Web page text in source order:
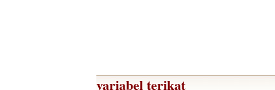
variabel terikat